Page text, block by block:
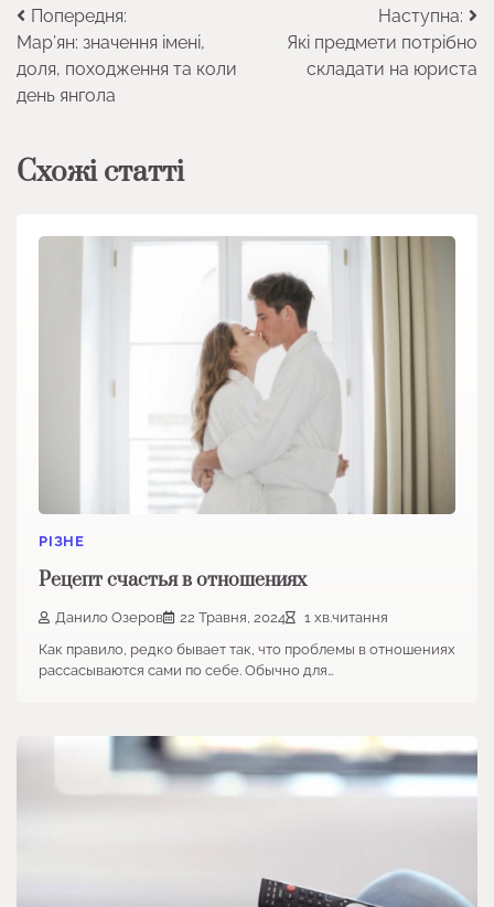
Навігація
записів
Попередня:
Мар’ян: значення імені,
доля, походження та коли
день янгола
Наступна:
Які предмети потрібно
складати на юриста
Схожі статті
РІЗНЕ
Рецепт счастья в отношениях
Данило Озеров 22 Травня, 2024
1 хв.читання
Как правило, редко бывает так, что проблемы в отношениях
рассасываются сами по себе. Обычно для…